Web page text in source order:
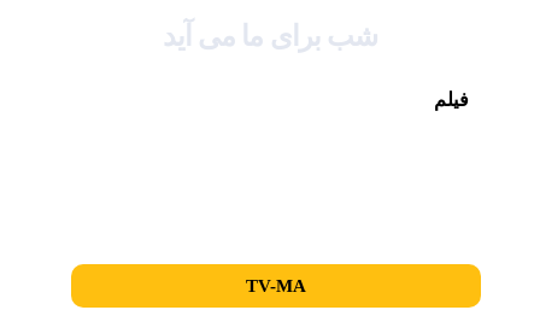
شب برای ما می آید
فیلم
TV-MA